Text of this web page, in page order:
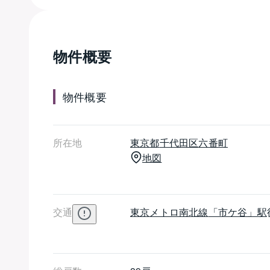
物件概要
物件概要
所在地 東京都千代田区六番町
地図
交通 東京メトロ南北線 「市ケ谷」駅